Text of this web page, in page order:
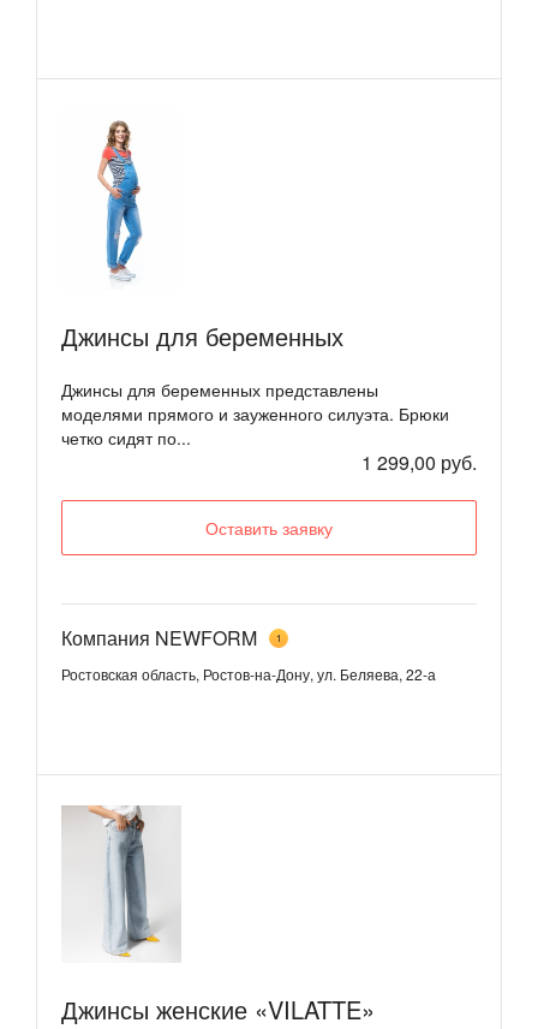
Джинсы для беременных
Джинсы для беременных представлены
моделями прямого и зауженного силуэта. Брюки
четко сидят по...
1 299,00 руб.
Оставить заявку
Компания NEWFORM 1
Ростовская область, Ростов-на-Дону, ул. Беляева, 22-а
Джинсы женские «VILATTE»